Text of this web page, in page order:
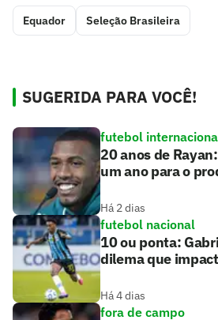
Equador Seleção Brasileira
SUGERIDA PARA VOCÊ!
futebol
20 anos de
um ano para o
Há 2 dias
futebol nacional
10 ou ponta:
dilema que
Há 4 dias
fora de campo